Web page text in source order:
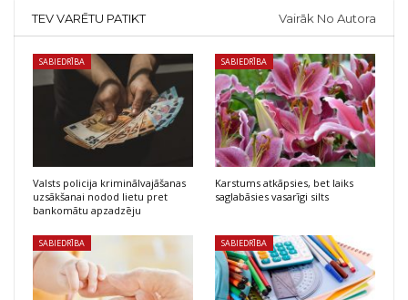
TEV VARĒTU PATIKT Vairāk No Autora
SABIEDRĪBA
Valsts policija kriminālvajāšanas
uzsākšanai nodod lietu pret
bankomātu apzadzēju
SABIEDRĪBA
Karstums atkāpsies, bet laiks
saglabāsies vasarīgi silts
SABIEDRĪBA SABIEDRĪBA